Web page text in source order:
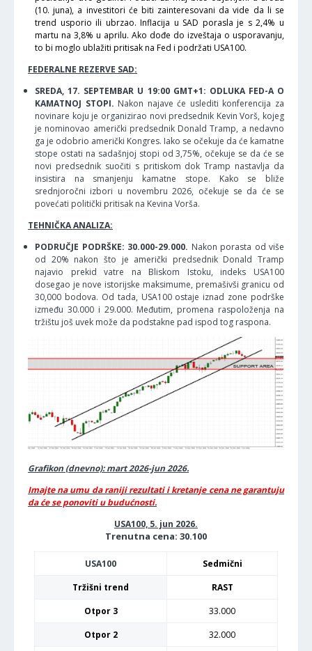
(10. juna), a investitori će biti zainteresovani da vide da li se
trend usporio ili ubrzao. Inflacija u SAD porasla je s 2,4% u
martu na 3,8% u aprilu. Ako dođe do izveštaja o usporavanju,
to bi moglo ublažiti pritisak na Fed i podržati USA100.
FEDERALNE REZERVE SAD:
SREDA, 17. SEPTEMBAR U 19:00 GMT+1: ODLUKA FED-A O
KAMATNOJ STOPI. Nakon najave će uslediti konferencija za
novinare koju je organizirao novi predsednik Kevin Vorš, kojeg
je nominovao američki predsednik Donald Tramp, a nedavno
ga je odobrio američki Kongres. Iako se očekuje da će kamatne
stope ostati na sadašnjoj stopi od 3,75%, očekuje se da će se
novi predsednik suočiti s pritiskom dok Tramp nastavlja da
insistira na smanjenju kamatne stope. Kako se bliže
srednjoročni izbori u novembru 2026, očekuje se da će se
povećati politički pritisak na Kevina Vorša.
TEHNIČKA ANALIZA:
PODRUČJE PODRŠKE: 30.000-29.000. Nakon porasta od više
od 20% nakon što je američki predsednik Donald Tramp
najavio prekid vatre na Bliskom Istoku, indeks USA100
dosegao je nove istorijske maksimume, premašivši granicu od
30,000 bodova. Od tada, USA100 ostaje iznad zone podrške
između 30.000 i 29.000. Međutim, promena raspoloženja na
tržištu još uvek može da podstakne pad ispod tog raspona.
Grafikon (dnevno): mart 2026-jun 2026.
Imajte na umu da raniji rezultati i kretanje cena ne garantuju
da će se ponoviti u budućnosti.
USA100, 5. jun 2026.
Trenutna cena: 30.100
USA100
Sedmični
Tržišni trend
RAST
Otpor 3
33.000
Otpor 2
32.000